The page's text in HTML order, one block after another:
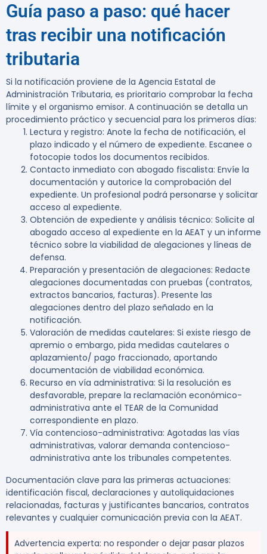
Guía paso a paso: qué hacer
tras recibir una notificación
tributaria
Si la notificación proviene de la Agencia Estatal de
Administración Tributaria, es prioritario comprobar la fecha
límite y el organismo emisor. A continuación se detalla un
procedimiento práctico y secuencial para los primeros días:
Lectura y registro: Anote la fecha de notificación, el
plazo indicado y el número de expediente. Escanee o
fotocopie todos los documentos recibidos.
Contacto inmediato con abogado fiscalista: Envíe la
documentación y autorice la comprobación del
expediente. Un profesional podrá personarse y solicitar
acceso al expediente.
Obtención de expediente y análisis técnico: Solicite al
abogado acceso al expediente en la AEAT y un informe
técnico sobre la viabilidad de alegaciones y líneas de
defensa.
Preparación y presentación de alegaciones: Redacte
alegaciones documentadas con pruebas (contratos,
extractos bancarios, facturas). Presente las
alegaciones dentro del plazo señalado en la
notificación.
Valoración de medidas cautelares: Si existe riesgo de
apremio o embargo, pida medidas cautelares o
aplazamiento/ pago fraccionado, aportando
documentación de viabilidad económica.
Recurso en vía administrativa: Si la resolución es
desfavorable, prepare la reclamación económico-
administrativa ante el TEAR de la Comunidad
correspondiente en plazo.
Vía contencioso-administrativa: Agotadas las vías
administrativas, valorar demanda contencioso-
administrativa ante los tribunales competentes.
Documentación clave para las primeras actuaciones:
identificación fiscal, declaraciones y autoliquidaciones
relacionadas, facturas y justificantes bancarios, contratos
relevantes y cualquier comunicación previa con la AEAT.
Advertencia experta: no responder o dejar pasar plazos